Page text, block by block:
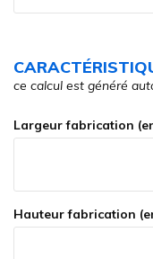
ce calcul est généré
Largeur fabrication
Hauteur fabrication